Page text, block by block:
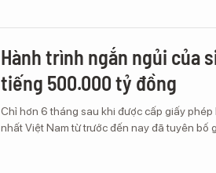
Hành trình ngắn ngủi của
tiếng 500.000 tỷ đồng
Chỉ hơn 6 tháng sau khi được cấp giấy
nhất Việt Nam từ trước đến nay đã tuyên bố